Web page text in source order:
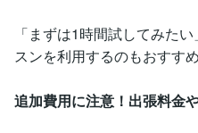
「まずは1時間試してみた
スンを利用するのもおすす
追加費用に注意！出張料金